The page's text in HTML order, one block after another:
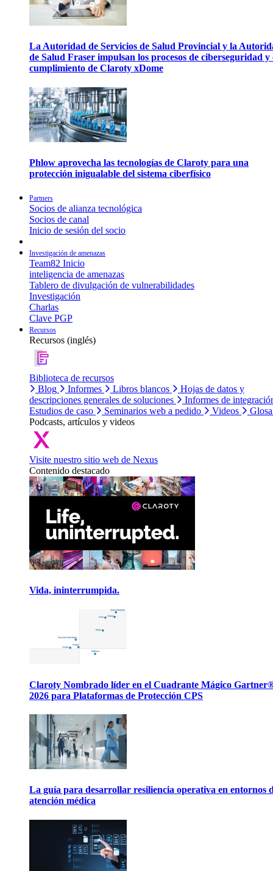
La Autoridad de Servicios de Salud Provincial y la
de Salud Fraser impulsan los procesos de ciberseguridad y
cumplimiento de Claroty xDome
Phlow aprovecha las tecnologías de Claroty para una
protección inigualable del sistema ciberfísico
Partners
Socios de alianza tecnológica
Socios de canal
Inicio de sesión del socio
Investigación de amenazas
Team82 Inicio
inteligencia de amenazas
Tablero de divulgación de vulnerabilidades
Investigación
Charlas
Clave PGP
Recursos
Recursos (inglés)
Biblioteca de recursos
Blog
Informes Libros blancos
Hojas de datos y
descripciones generales de soluciones
Informes de
Estudios de caso
Seminarios web a pedido Videos
Podcasts, artículos y videos
Visite nuestro sitio web de Nexus
Contenido destacado
Vida, ininterrumpida.
Claroty Nombrado líder en el Cuadrante Mágico
2026 para Plataformas de Protección CPS
La guía para desarrollar resiliencia operativa en entornos
atención médica